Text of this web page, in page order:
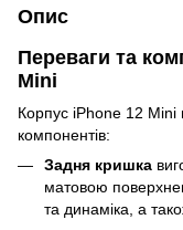
Опис
Переваги та
Mini
Корпус iPhone 12 Mini
компонентів:
Задня кришка
матовою
та динаміка, а